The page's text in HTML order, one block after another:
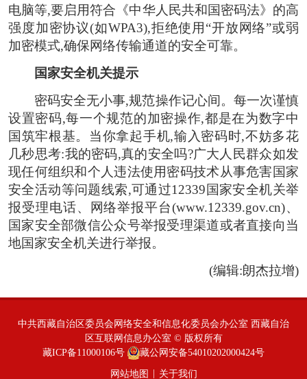
电脑等,要启用符合《中华人民共和国密码法》的高
强度加密协议(如WPA3),拒绝使用“开放网络”或弱
加密模式,确保网络传输通道的安全可靠。
国家安全机关提示
密码安全无小事,规范操作记心间。每一次谨慎
设置密码,每一个规范的加密操作,都是在为数字中
国筑牢根基。当你拿起手机,输入密码时,不妨多花
几秒思考:我的密码,真的安全吗?广大人民群众如发
现任何组织和个人违法使用密码技术从事危害国家
安全活动等问题线索,可通过12339国家安全机关举
报受理电话、网络举报平台(www.12339.gov.cn)、
国家安全部微信公众号举报受理渠道或者直接向当
地国家安全机关进行举报。
(编辑:朗杰拉增)
中共西藏自治区委员会网络安全和信息化委员会办公室 西藏自治
区互联网信息办公室 © 版权所有
藏ICP备11000106号
藏公网安备54010202000424号
网站地图 关于我们